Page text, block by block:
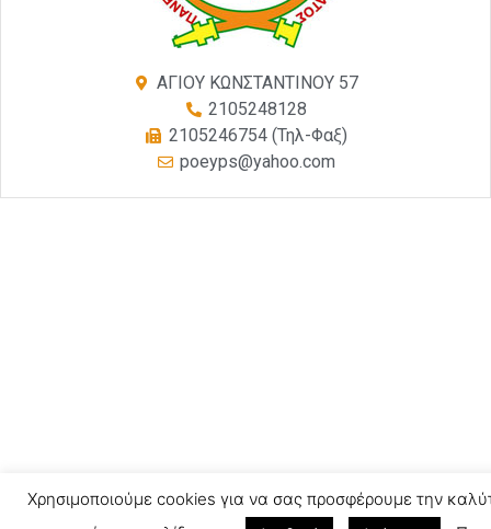
ΑΓΙΟΥ ΚΩΝΣΤΑΝΤΙΝΟΥ 57
2105248128
2105246754 (Τηλ-Φαξ)
poeyps@yahoo.com
Χρησιμοποιούμε cookies για να σας προσφέρουμε την